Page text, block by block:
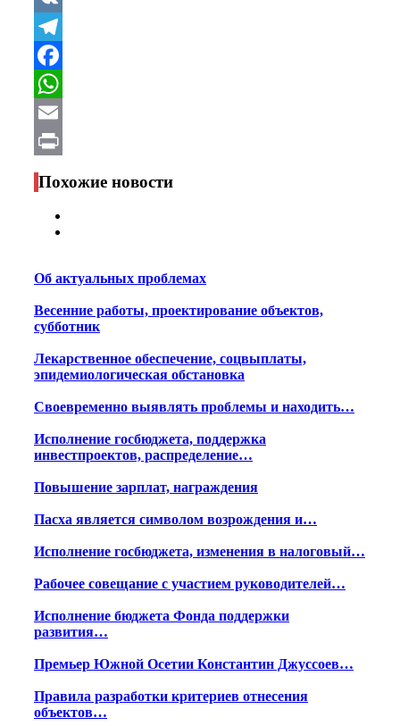
VK
Telegram
Facebook
WhatsApp
Email
Print
Похожие новости
Об актуальных проблемах
Весенние работы, проектирование объектов,
субботник
Лекарственное обеспечение, соцвыплаты,
эпидемиологическая обстановка
Своевременно выявлять проблемы и находить…
Исполнение госбюджета, поддержка
инвестпроектов, распределение…
Повышение зарплат, награждения
Пасха является символом возрождения и…
Исполнение госбюджета, изменения в налоговый…
Рабочее совещание с участием руководителей…
Исполнение бюджета Фонда поддержки
развития…
Премьер Южной Осетии Константин Джуссоев…
Правила разработки критериев отнесения
объектов…